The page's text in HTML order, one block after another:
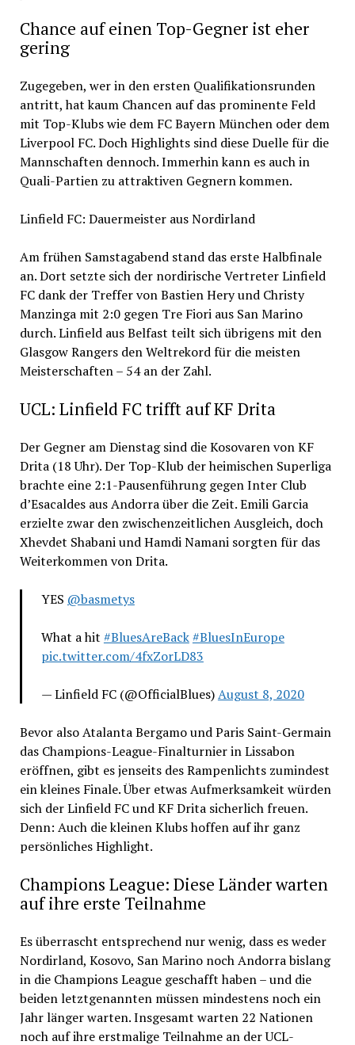
Chance auf einen Top-Gegner ist eher
gering
Zugegeben, wer in den ersten Qualifikationsrunden
antritt, hat kaum Chancen auf das prominente Feld
mit Top-Klubs wie dem FC Bayern München oder dem
Liverpool FC. Doch Highlights sind diese Duelle für die
Mannschaften dennoch. Immerhin kann es auch in
Quali-Partien zu attraktiven Gegnern kommen.
Linfield FC: Dauermeister aus Nordirland
Am frühen Samstagabend stand das erste Halbfinale
an. Dort setzte sich der nordirische Vertreter Linfield
FC dank der Treffer von Bastien Hery und Christy
Manzinga mit 2:0 gegen Tre Fiori aus San Marino
durch. Linfield aus Belfast teilt sich übrigens mit den
Glasgow Rangers den Weltrekord für die meisten
Meisterschaften – 54 an der Zahl.
UCL: Linfield FC trifft auf KF Drita
Der Gegner am Dienstag sind die Kosovaren von KF
Drita (18 Uhr). Der Top-Klub der heimischen Superliga
brachte eine 2:1-Pausenführung gegen Inter Club
d’Esacaldes aus Andorra über die Zeit. Emili Garcia
erzielte zwar den zwischenzeitlichen Ausgleich, doch
Xhevdet Shabani und Hamdi Namani sorgten für das
Weiterkommen von Drita.
YES @basmetys
What a hit #BluesAreBack#BluesInEurope
pic.twitter.com/4fxZorLD83
— Linfield FC (@OfficialBlues)August 8, 2020
Bevor also Atalanta Bergamo und Paris Saint-Germain
das Champions-League-Finalturnier in Lissabon
eröffnen, gibt es jenseits des Rampenlichts zumindest
ein kleines Finale. Über etwas Aufmerksamkeit würden
sich der Linfield FC und KF Drita sicherlich freuen.
Denn: Auch die kleinen Klubs hoffen auf ihr ganz
persönliches Highlight.
Champions League: Diese Länder warten
auf ihre erste Teilnahme
Es überrascht entsprechend nur wenig, dass es weder
Nordirland, Kosovo, San Marino noch Andorra bislang
in die Champions League geschafft haben – und die
beiden letztgenannten müssen mindestens noch ein
Jahr länger warten. Insgesamt warten 22 Nationen
noch auf ihre erstmalige Teilnahme an der UCL-